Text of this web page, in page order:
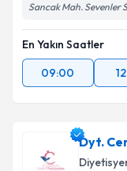
Sancak Mah. Sevenler
En Yakın Saatler
09:00
Dyt.